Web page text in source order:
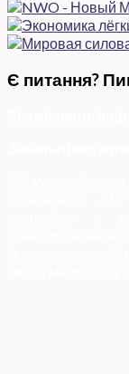
Є питання?